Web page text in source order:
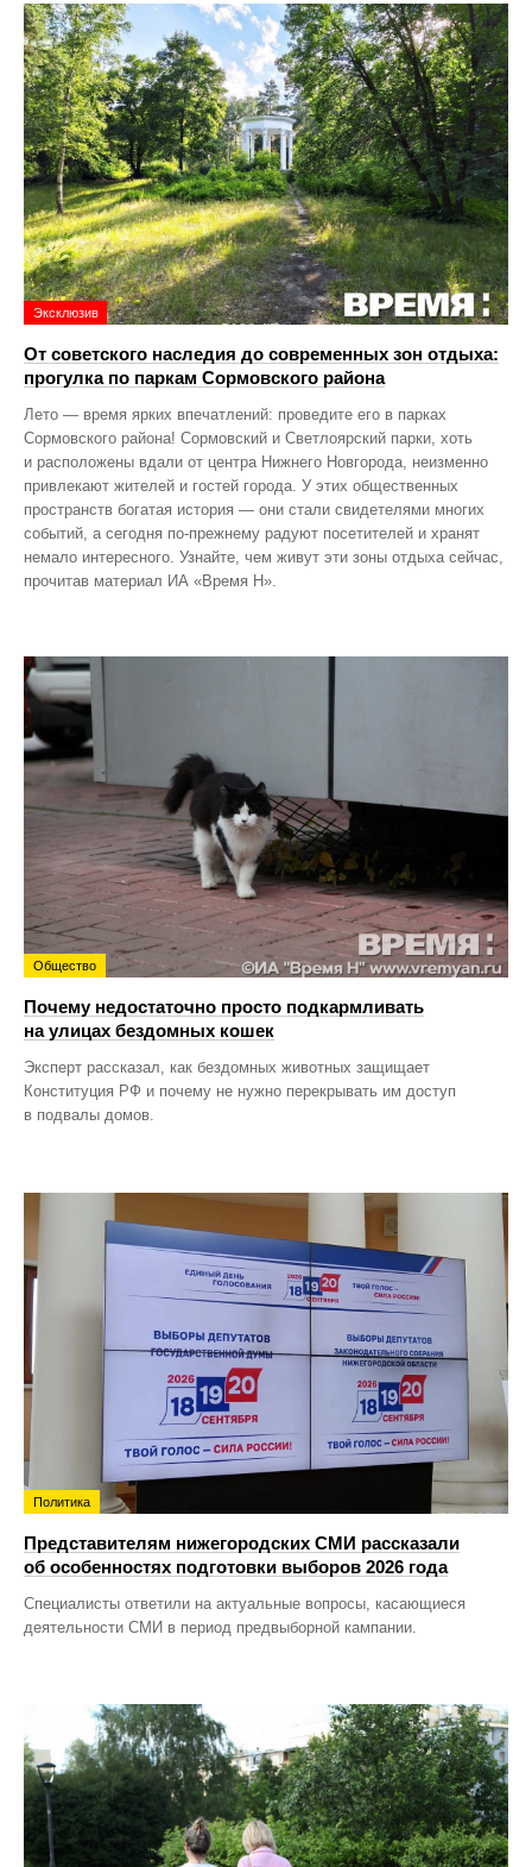
Эксклюзив
От советского наследия до современных зон отдыха:
прогулка по паркам Сормовского района
Лето — время ярких впечатлений: проведите его в парках
Сормовского района! Сормовский и Светлоярский парки, хоть
и расположены вдали от центра Нижнего Новгорода, неизменно
привлекают жителей и гостей города. У этих общественных
пространств богатая история — они стали свидетелями многих
событий, а сегодня по‑прежнему радуют посетителей и хранят
немало интересного. Узнайте, чем живут эти зоны отдыха сейчас,
прочитав материал ИА «Время Н».
Общество
Почему недостаточно просто подкармливать
на улицах бездомных кошек
Эксперт рассказал, как бездомных животных защищает
Конституция РФ и почему не нужно перекрывать им доступ
в подвалы домов.
Политика
Представителям нижегородских СМИ рассказали
об особенностях подготовки выборов 2026 года
Специалисты ответили на актуальные вопросы, касающиеся
деятельности СМИ в период предвыборной кампании.